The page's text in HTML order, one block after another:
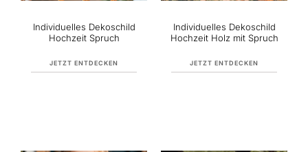
Individuelles Dekoschild
Hochzeit Spruch
JETZT ENTDECKEN
Individuelles Dekoschild
Hochzeit Holz mit Spruch
JETZT ENTDECKEN